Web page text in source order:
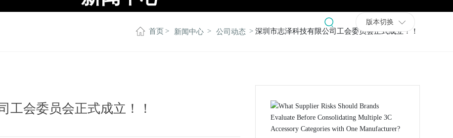
版本切换
首页 新闻中心 公司动态 深圳市志泽科技有限公司工会委员会正式成立！！
工会委员会正式成立！！